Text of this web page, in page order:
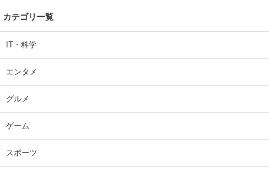
カテゴリ一覧
IT・科学
エンタメ
グルメ
ゲーム
スポーツ